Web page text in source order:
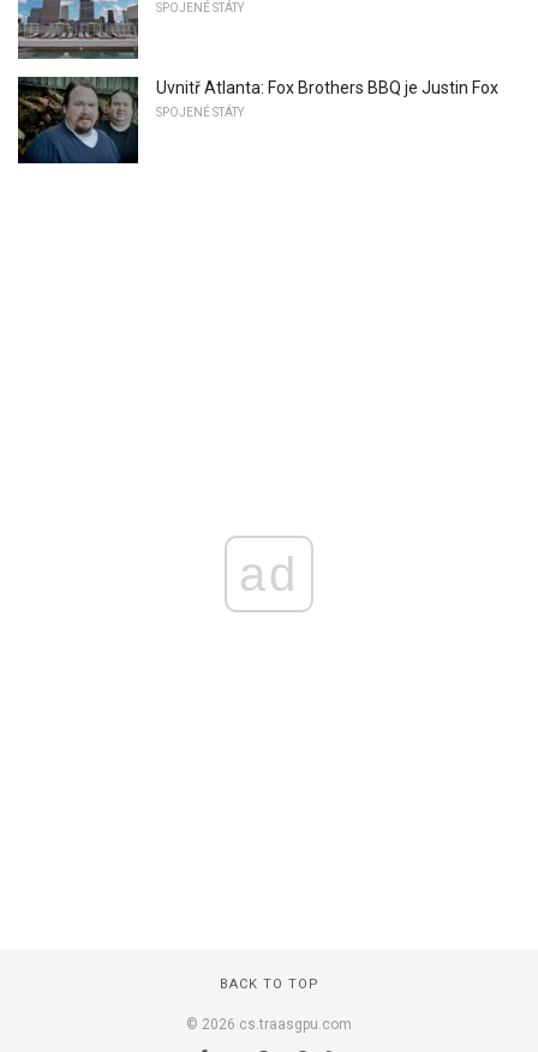
SPOJENÉ STÁTY
Uvnitř Atlanta: Fox Brothers BBQ je Justin Fox
SPOJENÉ STÁTY
ad
BACK TO TOP
© 2026 cs.traasgpu.com